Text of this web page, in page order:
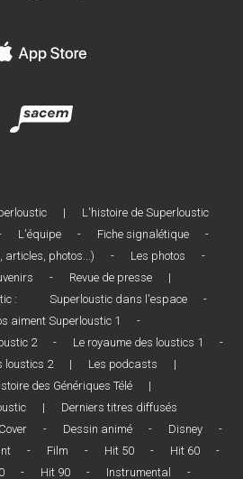
|
L'histoire de Superloustic
L'équipe - Fiche signalétique
-
articles, photos...)
- Les photos
-
- Revue de presse
|
:
Superloustic dans l'espace
-
aiment Superloustic 1
-
2
- Le royaume des loustics 1
-
loustics 2
| Les podcasts
|
des Génériques Télé
|
|
Derniers titres diffusés
Cover - Dessin animé - Disney
-
- Film - Hit 50 - Hit 60
-
- Hit 90 - Instrumental -